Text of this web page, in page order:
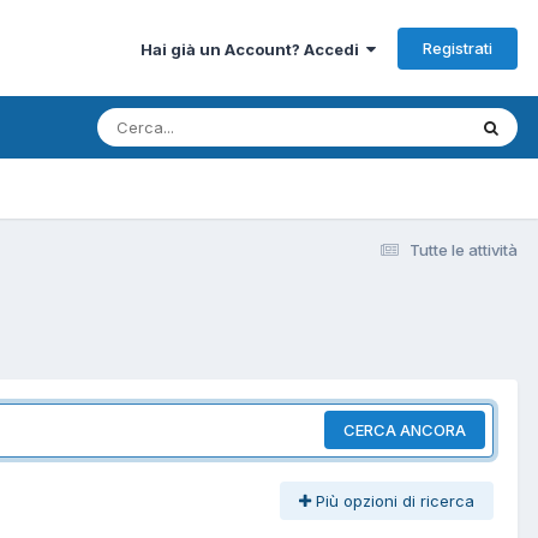
Hai già un Account? Accedi Registrati
Tutte le attività
CERCA ANCORA
Più opzioni di ricerca